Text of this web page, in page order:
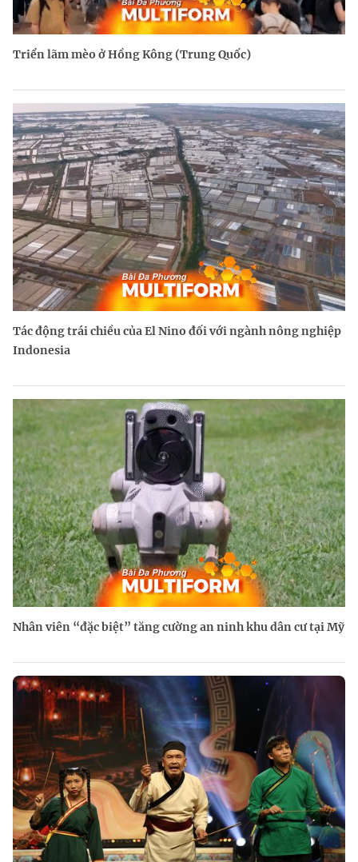
Triển lãm mèo ở Hồng Kông (Trung Quốc)
Tác động trái chiều của El Nino đối với ngành nông nghiệp
Indonesia
Nhân viên “đặc biệt” tăng cường an ninh khu dân cư tại Mỹ